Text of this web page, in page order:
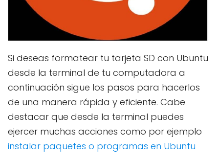
Si deseas formatear tu tarjeta SD con Ubuntu
desde la terminal de tu computadora a
continuación sigue los pasos para hacerlos
de una manera rápida y eficiente. Cabe
destacar que desde la terminal puedes
ejercer muchas acciones como por ejemplo
instalar paquetes o programas en Ubuntu